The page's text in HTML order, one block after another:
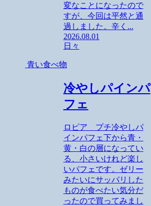
変なことになったので
すが、今回は平然と通
過しました。辛く...
2026.08.01
日々
青い食べ物
冷やしパインパ
フェ
ロピア プチ冷やしパ
インパフェ下から青・
黄・白の層になってい
る、小さいけれど楽し
いパフェです。ゼリー
みたいにサッパリした
ものが食べたい気分だ
ったので買ってみまし